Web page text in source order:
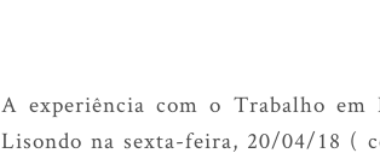
A experiência com o Trabalho em
Lisondo na sexta-feira, 20/04/18 (